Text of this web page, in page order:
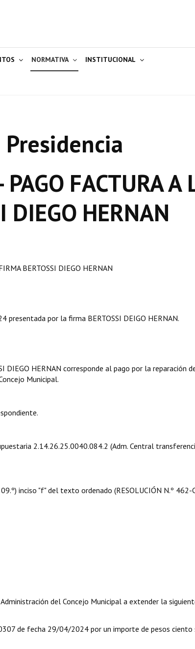
NORMATIVA INSTITUCIONAL
FACTURA A
DIEGO HERNAN
BERTOSSI DIEGO HERNAN
por la firma BERTOSSI DEIGO HERNAN.
HERNAN corresponde al pago por la reparación
Municipal.
2.14.26.25.0040.084.2 (Adm. Central
inciso "f" del texto ordenado (RESOLUCIÓN N.º 462-
del Concejo Municipal a extender la
de fecha 29/04/2024 por un importe de pesos ciento